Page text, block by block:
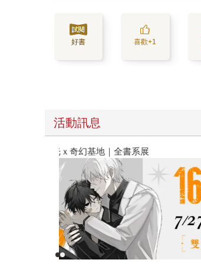
好書 喜歡+1
活動訊息
春光ｘ奇幻基地｜全書系展